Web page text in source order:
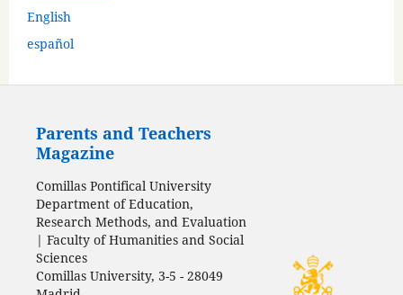
English
español
Parents and Teachers
Magazine
Comillas Pontifical University
Department of Education,
Research Methods, and Evaluation
| Faculty of Humanities and Social
Sciences
Comillas University, 3-5 - 28049